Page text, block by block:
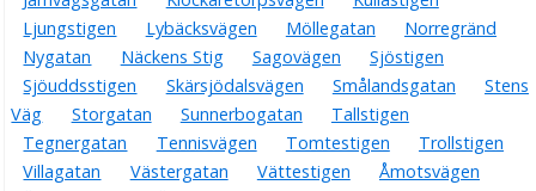
Ljungstigen
Lybäcksvägen Möllegatan
Norregränd
Nygatan
Näckens Stig Sagovägen
Sjöstigen
Sjöuddsstigen
Skärsjödalsvägen Smålandsgatan
Stens
Väg
Storgatan Sunnerbogatan
Tallstigen
Tegnergatan
Tennisvägen Tomtestigen
Trollstigen
Villagatan
Västergatan Vättestigen
Åmotsvägen